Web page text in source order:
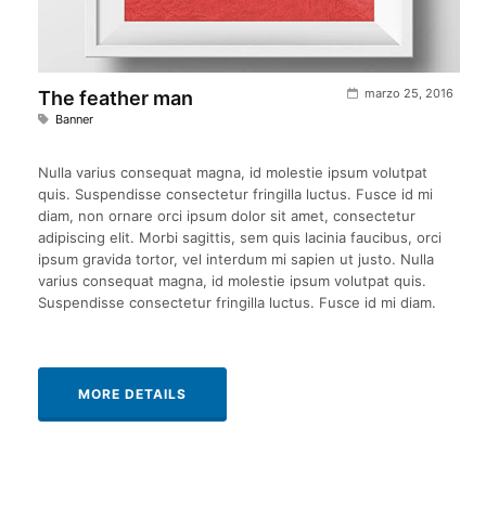
The feather man
Banner
marzo 25, 2016
Nulla varius consequat magna, id molestie ipsum volutpat
quis. Suspendisse consectetur fringilla luctus. Fusce id mi
diam, non ornare orci ipsum dolor sit amet, consectetur
adipiscing elit. Morbi sagittis, sem quis lacinia faucibus, orci
ipsum gravida tortor, vel interdum mi sapien ut justo. Nulla
varius consequat magna, id molestie ipsum volutpat quis.
Suspendisse consectetur fringilla luctus. Fusce id mi diam.
MORE DETAILS